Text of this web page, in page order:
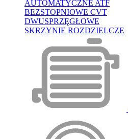
AUTOMATYCZNE ATF
BEZSTOPNIOWE CVT
DWUSPRZĘGŁOWE
SKRZYNIE ROZDZIELCZE